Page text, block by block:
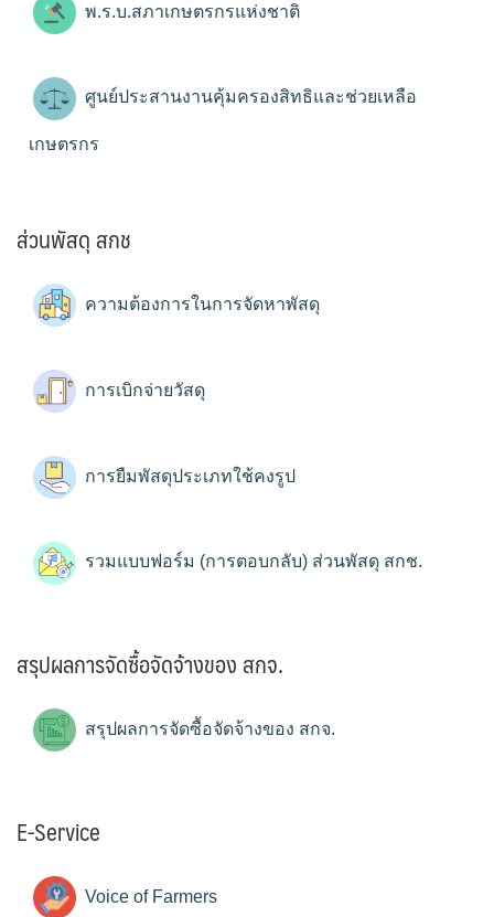
พ.ร.บ.สภาเกษตรกรแห่งชาติ
ศูนย์ประสานงานคุ้มครองสิทธิและช่วยเหลือ
เกษตรกร
ส่วนพัสดุ สกช
ความต้องการในการจัดหาพัสดุ
การเบิกจ่ายวัสดุ
การยืมพัสดุประเภทใช้คงรูป
รวมแบบฟอร์ม (การตอบกลับ) ส่วนพัสดุ สกช.
สรุปผลการจัดซื้อจัดจ้างของ สกจ.
สรุปผลการจัดซื้อจัดจ้างของ สกจ.
E-Service
Voice of Farmers